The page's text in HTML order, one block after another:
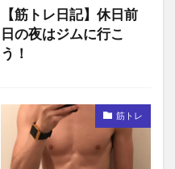
【筋トレ日記】休日前
日の夜はジムに行こ
う！
筋トレ